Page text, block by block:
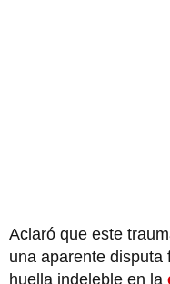
Aclaró que este
una aparente disputa
huella indeleble en la